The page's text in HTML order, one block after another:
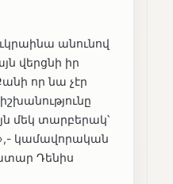
անունով
վերցնի իր
որ նա չէր
մեկ տարբերակ՝
կամավորական
Դենիս